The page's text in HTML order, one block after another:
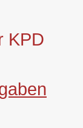
KPD